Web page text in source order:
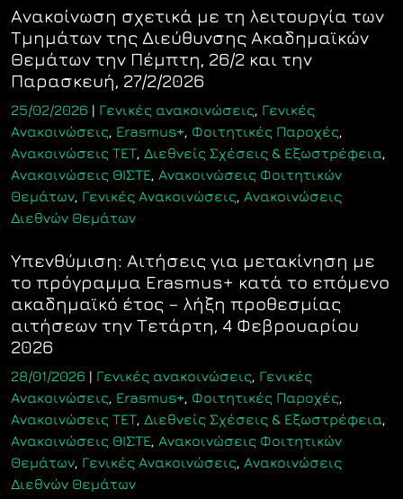
Ανακοίνωση σχετικά με τη λειτουργία των
Τμημάτων της Διεύθυνσης Ακαδημαϊκών
Θεμάτων την Πέμπτη, 26/2 και την
Παρασκευή, 27/2/2026
25/02/2026 | Γενικές ανακοινώσεις, Γενικές
Ανακοινώσεις, Erasmus+, Φοιτητικές Παροχές,
Ανακοινώσεις ΤΕΤ, Διεθνείς Σχέσεις & Εξωστρέφεια,
Ανακοινώσεις ΘΙΣΤΕ, Ανακοινώσεις Φοιτητικών
Θεμάτων, Γενικές Ανακοινώσεις, Ανακοινώσεις
Διεθνών Θεμάτων
Υπενθύμιση: Αιτήσεις για μετακίνηση με
το πρόγραμμα Erasmus+ κατά το επόμενο
ακαδημαϊκό έτος – λήξη προθεσμίας
αιτήσεων την Τετάρτη, 4 Φεβρουαρίου
2026
28/01/2026 | Γενικές ανακοινώσεις, Γενικές
Ανακοινώσεις, Erasmus+, Φοιτητικές Παροχές,
Ανακοινώσεις ΤΕΤ, Διεθνείς Σχέσεις & Εξωστρέφεια,
Ανακοινώσεις ΘΙΣΤΕ, Ανακοινώσεις Φοιτητικών
Θεμάτων, Γενικές Ανακοινώσεις, Ανακοινώσεις
Διεθνών Θεμάτων